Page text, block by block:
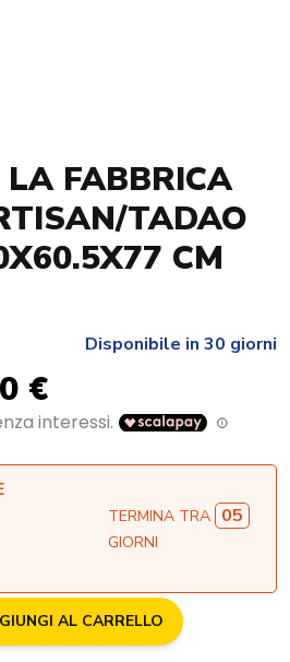
FABBRICA
TADAO
CM
Disponibile in 30 giorni
€
TERMINA TRA 05
GIORNI
AL CARRELLO